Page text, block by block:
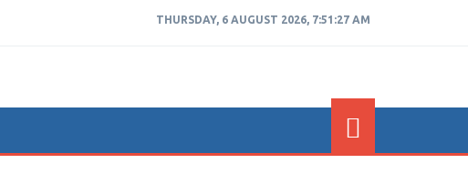
THURSDAY, 6 AUGUST 2026, 7:51:28 AM